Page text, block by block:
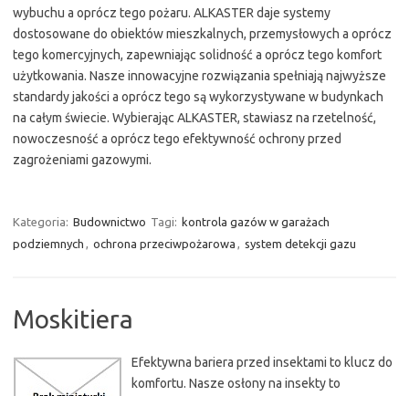
wybuchu a oprócz tego pożaru. ALKASTER daje systemy
dostosowane do obiektów mieszkalnych, przemysłowych a oprócz
tego komercyjnych, zapewniając solidność a oprócz tego komfort
użytkowania. Nasze innowacyjne rozwiązania spełniają najwyższe
standardy jakości a oprócz tego są wykorzystywane w budynkach
na całym świecie. Wybierając ALKASTER, stawiasz na rzetelność,
nowoczesność a oprócz tego efektywność ochrony przed
zagrożeniami gazowymi.
Kategoria: Budownictwo Tagi: kontrola gazów w garażach
podziemnych , ochrona przeciwpożarowa , system detekcji gazu
Moskitiera
Efektywna bariera przed insektami to klucz do
komfortu. Nasze osłony na insekty to